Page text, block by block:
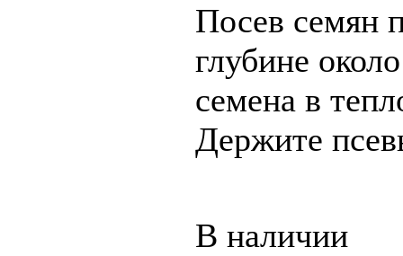
Посев семян
глубине
семена в
Держите
В наличии